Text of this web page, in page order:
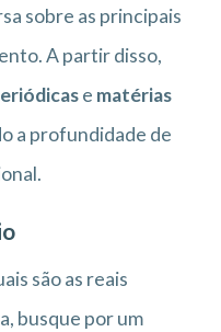
sobre as principais
A partir disso,
e matérias
a profundidade de
são as reais
busque por um